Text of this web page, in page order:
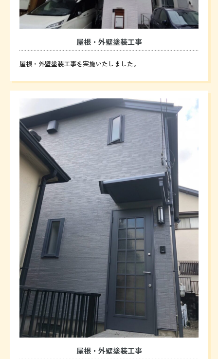
屋根・外壁塗装工事
屋根・外壁塗装工事を実施いたしました。
屋根・外壁塗装工事